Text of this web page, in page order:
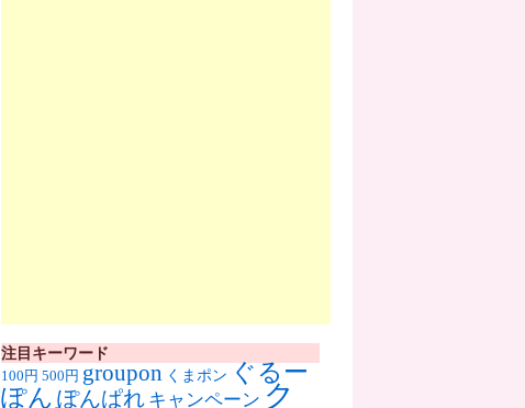
注目キーワード
100円 500円 groupon くまポン ぐるー
ぽん ぽんぱれ キャンペーン ク